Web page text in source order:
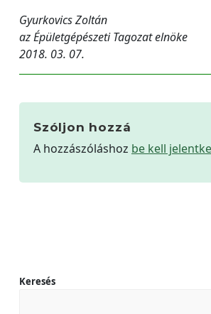
Gyurkovics Zoltán
az Épületgépészeti Tagozat elnöke
2018. 03. 07.
Szóljon hozzá
A hozzászóláshoz be kell
Keresés